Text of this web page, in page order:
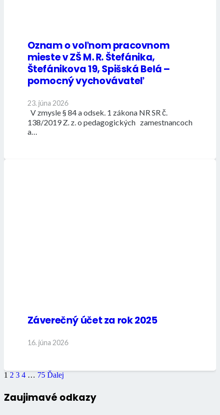
Oznam o voľnom pracovnom
mieste v ZŠ M. R. Štefánika,
Štefánikova 19, Spišská Belá –
pomocný vychovávateľ
23. júna 2026
V zmysle § 84 a odsek. 1 zákona NR SR č.
138/2019 Z. z. o pedagogických zamestnancoch
a…
Záverečný účet za rok 2025
16. júna 2026
1 2 3 4 … 75 Ďalej
Zaujimavé odkazy